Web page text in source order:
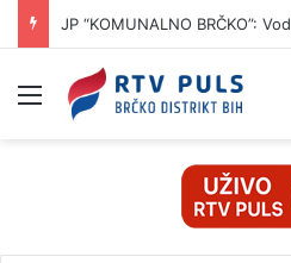
Izbornik